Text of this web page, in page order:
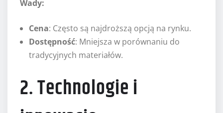
Wady:
Cena: Często są najdroższą opcją na rynku.
Dostępność: Mniejsza w porównaniu do
tradycyjnych materiałów.
2. Technologie i